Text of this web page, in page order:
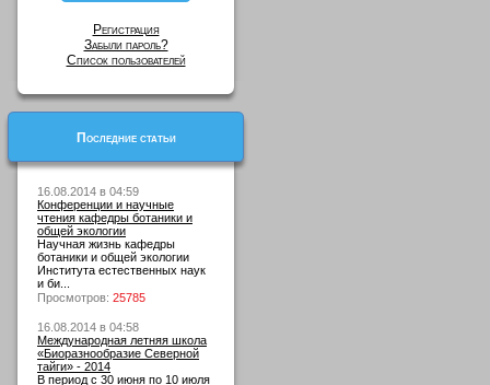
Регистрация
Забыли пароль?
Список пользователей
Последние статьи
16.08.2014 в 04:59
Конференции и научные
чтения кафедры ботаники и
общей экологии
Научная жизнь кафедры
ботаники и общей экологии
Института естественных наук
и би...
Просмотров: 25785
16.08.2014 в 04:58
Международная летняя школа
«Биоразнообразие Северной
тайги» - 2014
В период с 30 июня по 10 июля